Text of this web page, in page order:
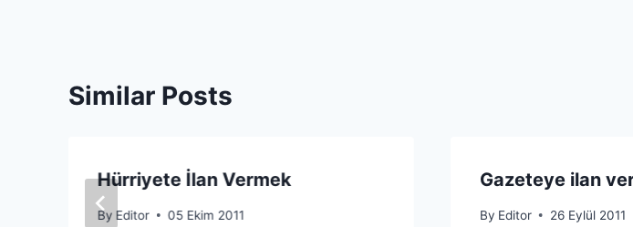
Similar Posts
Hürriyete İlan Vermek
By Editor 05 Ekim 2011
Gazeteye ilan
By Editor 26 Eylül 2011